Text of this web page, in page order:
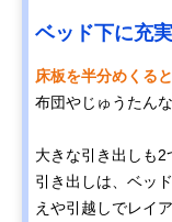
ベッド下に充
床板を半分めくる
布団やじゅうたん
大きな引き出しも2
引き出しは、ベッ
えや引越しでレイ